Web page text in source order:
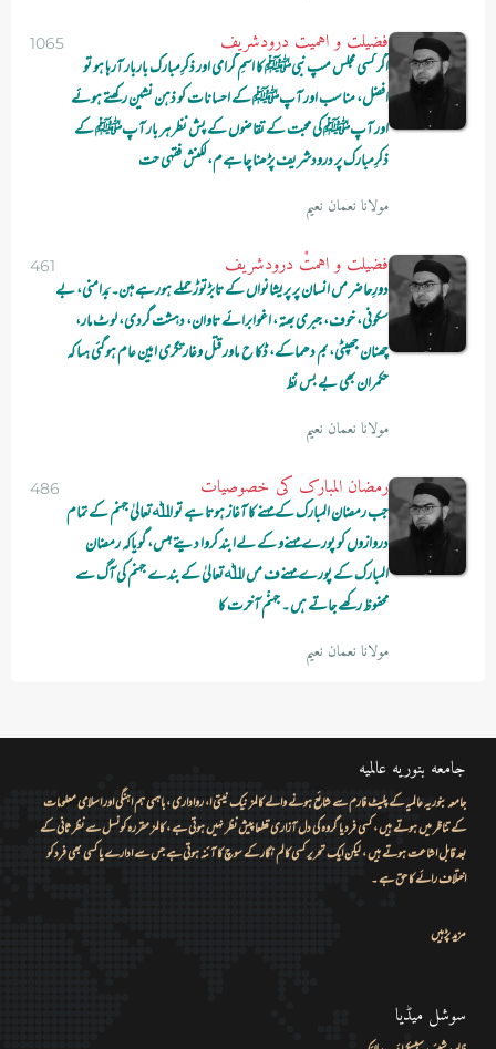
فضیلت و اہمیت درودشریف
اگر کسی مجلس مںپ نبیﷺ کا اسمِ گرامی اور ذکرِمبارک باربار آرہا ہو تو
افضل، مناسب اور آپﷺ کے احسانات کو ذہن نشین رکھتے ہوئے
اور آپﷺ کی محبت کے تقاضوں کے پش نظر ہر بار آپﷺ کے
ذکرِمبارک پر درودشریف پڑھنا چاہےم، لکنش فقہی حت
مولانا نعمان نعیم
1065
فضیلت و اہمتْ درودشریف
دورِحاضر مں انسان پر پریشانواں کے تابڑتوڑ حملے ہورہے ہںن۔ بَدامنی، بے
سکونی، خوف، جبری بھتہ، اغوابرائے تاوان، دہشت گردی، لوٹ مار،
چھنان جھپٹی، بم دھماکے، ڈکا ح ںاور قتل وغارتگری ایین عام ہوگئی ہںا کہ
حکمران بھی بے بس نظ
مولانا نعمان نعیم
461
رمضان المبارک کی خصوصیات
جب رمضان المبارک کے مہنے کا آغاز ہوتا ہے تو اﷲتعالیٰ جہنم کے تمام
دروازوں کو پورے مہنےو کے لےا بند کروا دیتے ہںس، گویاکہ رمضان
المبارک کے پورے مہنےف مں اﷲتعالیٰ کے بندے جہنم کی آگ سے
محفوظ رکھے جاتے ہں ۔ جہنّم آخرت کا
مولانا نعمان نعیم
486
جامعه بنوریه عالمیه
جامعہ بنوریہ عالمیہ کے پلیٹ فارم سے شائع ہونے والے کالمز نیک نیتی ا، رواداری ، باہمی ہم اہنگی اور اسلامی معلومات
کے تناظر میں ہوتے ہیں ، کسی فرد یا گروہ کی دل آزاری قطعا پیش نظر نہیں ہوتی ہے ، کالمز مقررہ کونسل سے نظر ثانی کے
بعد قابل اشاعت ہوتے ہیں ، لیکن ایک تحریر کسی کالم نگار کے سوچ کا آئنہ ہوتی ہے جس سے ادارے یا کسی بھی فرد کو
اختلاف رائے کا حق ہے ۔
مزید پڑہیں
سوشل میڈیا